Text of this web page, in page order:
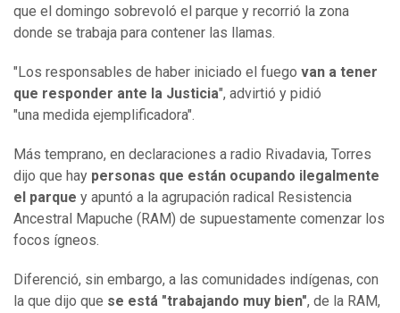
que el domingo sobrevoló el parque y recorrió la zona
donde se trabaja para contener las llamas.
"Los responsables de haber iniciado el fuego van a tener
que responder ante la Justicia", advirtió y pidió
"una medida ejemplificadora".
Más temprano, en declaraciones a radio Rivadavia, Torres
dijo que hay personas que están ocupando ilegalmente
el parque y apuntó a la agrupación radical Resistencia
Ancestral Mapuche (RAM) de supuestamente comenzar los
focos ígneos.
Diferenció, sin embargo, a las comunidades indígenas, con
la que dijo que se está "trabajando muy bien", de la RAM,